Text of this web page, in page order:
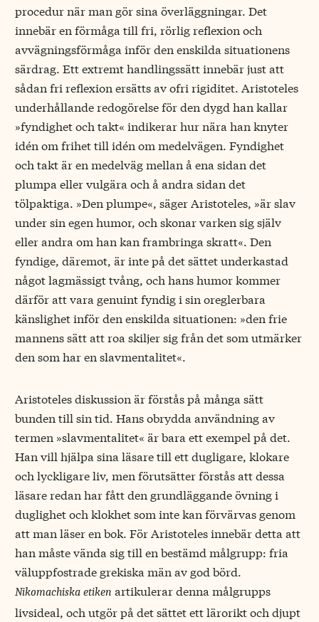
procedur när man gör sina överläggningar. Det
innebär en förmåga till fri, rörlig reflexion och
avvägningsförmåga inför den enskilda situationens
särdrag. Ett extremt handlingssätt innebär just att
sådan fri reflexion ersätts av ofri rigiditet. Aristoteles
underhållande redogörelse för den dygd han kallar
»fyndighet och takt« indikerar hur nära han knyter
idén om frihet till idén om medelvägen. Fyndighet
och takt är en medelväg mellan å ena sidan det
plumpa eller vulgära och å andra sidan det
tölpaktiga. »Den plumpe«, säger Aristoteles, »är slav
under sin egen humor, och skonar varken sig själv
eller andra om han kan frambringa skratt«. Den
fyndige, däremot, är inte på det sättet underkastad
något lagmässigt tvång, och hans humor kommer
därför att vara genuint fyndig i sin oreglerbara
känslighet inför den enskilda situationen: »den frie
mannens sätt att roa skiljer sig från det som utmärker
den som har en slavmentalitet«.
Aristoteles diskussion är förstås på många sätt
bunden till sin tid. Hans obrydda användning av
termen »slavmentalitet« är bara ett exempel på det.
Han vill hjälpa sina läsare till ett dugligare, klokare
och lyckligare liv, men förutsätter förstås att dessa
läsare redan har fått den grundläggande övning i
duglighet och klokhet som inte kan förvärvas genom
att man läser en bok. För Aristoteles innebär detta att
han måste vända sig till en bestämd målgrupp: fria
väluppfostrade grekiska män av god börd.
Nikomachiska etiken artikulerar denna målgrupps
livsideal, och utgör på det sättet ett lärorikt och djupt